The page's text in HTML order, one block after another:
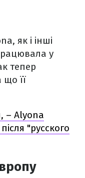
як і інші
у
тепер
що її
– Alyona
"русского